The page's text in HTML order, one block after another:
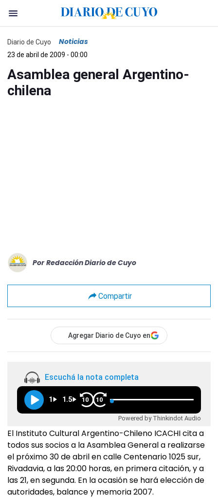
Diario de Cuyo Noticias
23 de abril de 2009 - 00:00
Asamblea general Argentino-
chilena
Por Redacción Diario de Cuyo
Compartir
Agregar Diario de Cuyo en
Escuchá la nota completa
1 1.5 10 10
Powered by Thinkindot Audio
El Instituto Cultural Argentino-Chileno ICACHI cita a
todos sus socios a la Asamblea General a realizarse
el próximo 30 de abril en calle Centenario 1025 sur,
Rivadavia, a las 20:00 horas, en primera citación, y a
las 21, en segunda. En la ocasión se hará elección de
autoridades, balance y memoria 2007.